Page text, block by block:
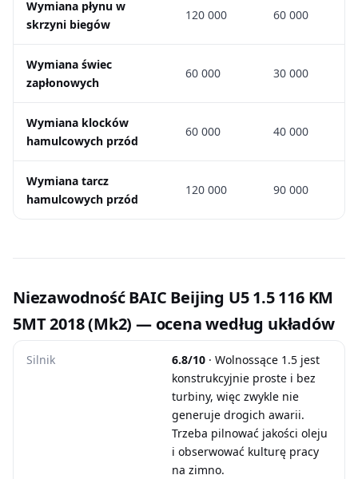
Wymiana płynu w
skrzyni biegów
120 000 60 000
Wymiana świec
zapłonowych
60 000 30 000
Wymiana klocków
hamulcowych przód
60 000 40 000
Wymiana tarcz
hamulcowych przód
120 000 90 000
Niezawodność BAIC Beijing U5 1.5 116 KM
5MT 2018 (Mk2) — ocena według układów
Silnik 6.8/10 · Wolnossące 1.5 jest
konstrukcyjnie proste i bez
turbiny, więc zwykle nie
generuje drogich awarii.
Trzeba pilnować jakości oleju
i obserwować kulturę pracy
na zimno.